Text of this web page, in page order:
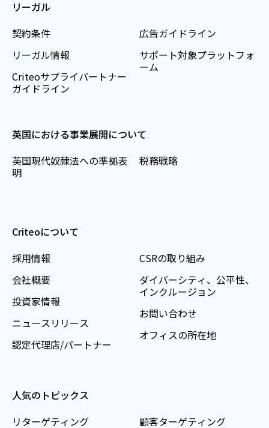
リーガル
契約条件
リーガル情報
Criteoサプライパートナー
ガイドライン
広告ガイドライン
サポート対象プラットフォ
ーム
英国における事業展開について
英国現代奴隷法への準拠表
明
税務戦略
Criteoについて
採用情報
会社概要
投資家情報
ニュースリリース
認定代理店/パートナー
CSRの取り組み
ダイバーシティ、公平性、
インクルージョン
お問い合わせ
オフィスの所在地
人気のトピックス
リターゲティング
顧客ターゲティング